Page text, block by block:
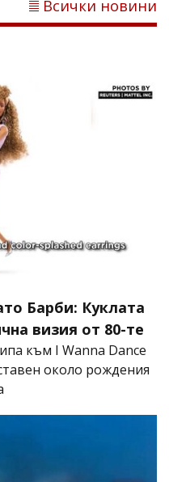
Всички новини
Барби: Куклата
визия от 80-те
към I Wanna Dance
около рождения